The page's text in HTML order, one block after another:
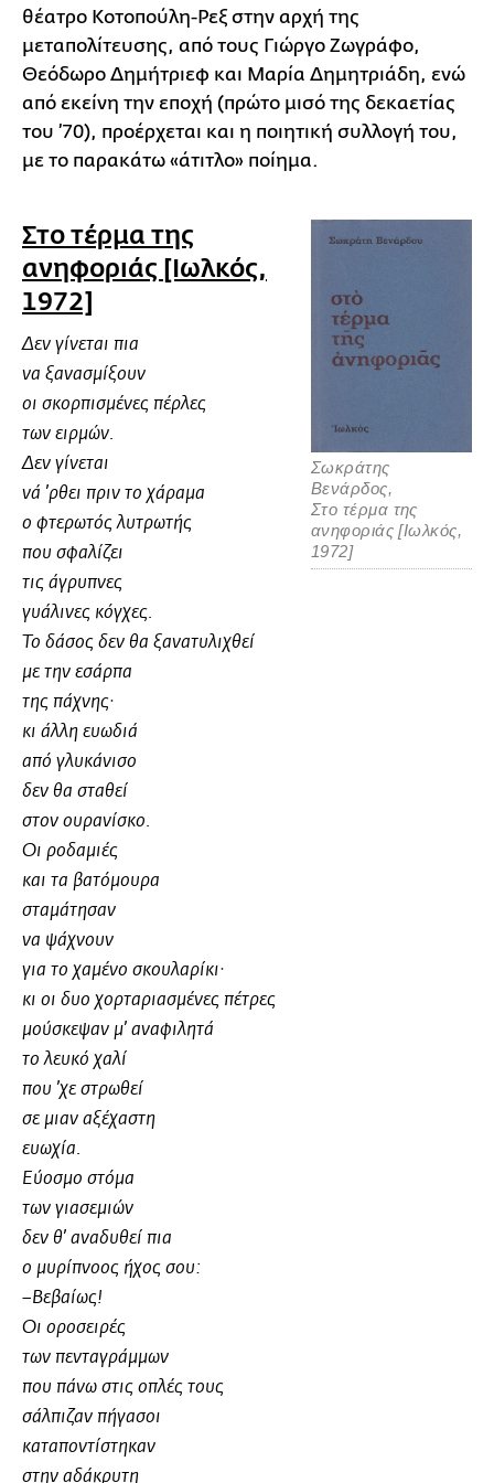
θέατρο Κοτοπούλη-Ρεξ στην αρχή της
μεταπολίτευσης, από τους Γιώργο Ζωγράφο,
Θεόδωρο Δημήτριεφ και Μαρία Δημητριάδη, ενώ
από εκείνη την εποχή (πρώτο μισό της δεκαετίας
του ’70), προέρχεται και η ποιητική συλλογή του,
με το παρακάτω «άτιτλο» ποίημα.
Σωκράτης
Βενάρδος,
Στο τέρμα της
ανηφοριάς [Ιωλκός,
1972]
Στο τέρμα της
ανηφοριάς [Ιωλκός,
1972]
Δεν γίνεται πια
να ξανασμίξουν
οι σκορπισμένες πέρλες
των ειρμών.
Δεν γίνεται
νά ’ρθει πριν το χάραμα
ο φτερωτός λυτρωτής
που σφαλίζει
τις άγρυπνες
γυάλινες κόγχες.
Το δάσος δεν θα ξανατυλιχθεί
με την εσάρπα
της πάχνης·
κι άλλη ευωδιά
από γλυκάνισο
δεν θα σταθεί
στον ουρανίσκο.
Οι ροδαμιές
και τα βατόμουρα
σταμάτησαν
να ψάχνουν
για το χαμένο σκουλαρίκι·
κι οι δυο χορταριασμένες πέτρες
μούσκεψαν μ’ αναφιλητά
το λευκό χαλί
που ’χε στρωθεί
σε μιαν αξέχαστη
ευωχία.
Εύοσμο στόμα
των γιασεμιών
δεν θ’ αναδυθεί πια
ο μυρίπνοος ήχος σου:
–Βεβαίως!
Οι οροσειρές
των πενταγράμμων
που πάνω στις οπλές τους
σάλπιζαν πήγασοι
καταποντίστηκαν
στην αδάκρυτη